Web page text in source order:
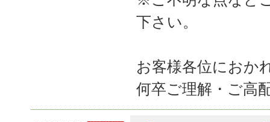
下さい。
お客様各位におか
何卒ご理解・ご高